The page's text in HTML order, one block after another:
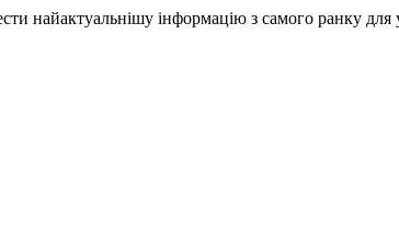
найактуальнішу інформацію з самого ранку для